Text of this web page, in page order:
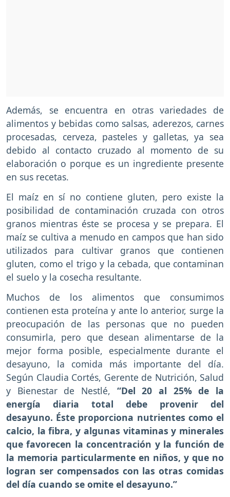
Además, se encuentra en otras variedades de
alimentos y bebidas como salsas, aderezos, carnes
procesadas, cerveza, pasteles y galletas, ya sea
debido al contacto cruzado al momento de su
elaboración o porque es un ingrediente presente
en sus recetas.
El maíz en sí no contiene gluten, pero existe la
posibilidad de contaminación cruzada con otros
granos mientras éste se procesa y se prepara. El
maíz se cultiva a menudo en campos que han sido
utilizados para cultivar granos que contienen
gluten, como el trigo y la cebada, que contaminan
el suelo y la cosecha resultante.
Muchos de los alimentos que consumimos
contienen esta proteína y ante lo anterior, surge la
preocupación de las personas que no pueden
consumirla, pero que desean alimentarse de la
mejor forma posible, especialmente durante el
desayuno, la comida más importante del día.
Según Claudia Cortés, Gerente de Nutrición, Salud
y Bienestar de Nestlé, “Del 20 al 25% de la
energía diaria total debe provenir del
desayuno. Éste proporciona nutrientes como el
calcio, la fibra, y algunas vitaminas y minerales
que favorecen la concentración y la función de
la memoria particularmente en niños, y que no
logran ser compensados con las otras comidas
del día cuando se omite el desayuno.”